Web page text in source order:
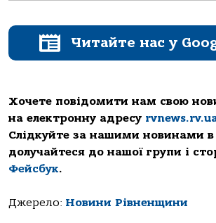
Читайте нас у
Хочете повідомити нам свою
на електронну адресу
Слідкуйте за нашими новинами в
долучайтеся до нашої групи і
Фейсбук.
Джерело: Новини Рівненщини